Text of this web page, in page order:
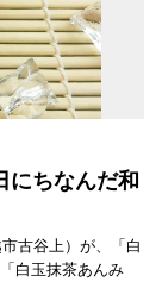
にちなんだ和
古谷上）が、「白
白玉抹茶あんみ